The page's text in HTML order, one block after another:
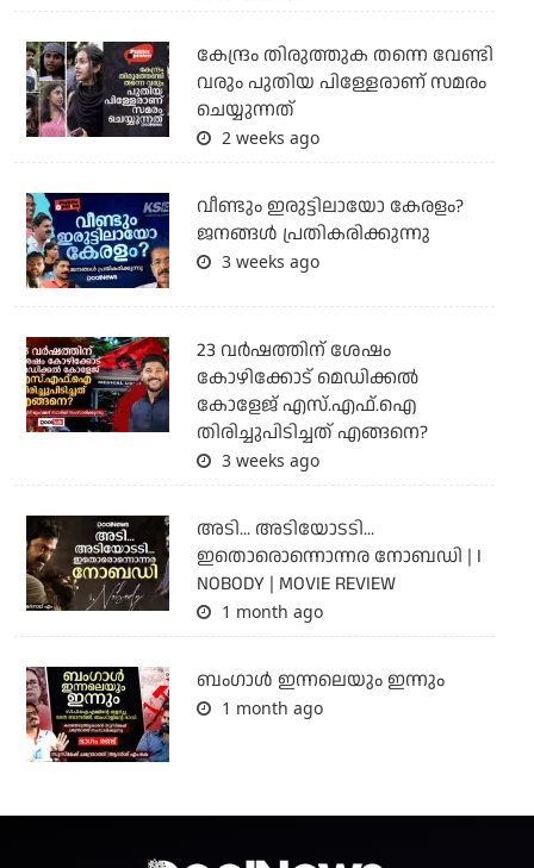
കേന്ദ്രം തിരുത്തുക തന്നെ വേണ്ടി
വരും പുതിയ പിള്ളേരാണ് സമരം
ചെയ്യുന്നത്
2 weeks ago
വീണ്ടും ഇരുട്ടിലായോ കേരളം?
ജനങ്ങൾ പ്രതികരിക്കുന്നു
3 weeks ago
23 വർഷത്തിന് ശേഷം
കോഴിക്കോട് മെഡിക്കൽ
കോളേജ് എസ്.എഫ്.ഐ
തിരിച്ചുപിടിച്ചത് എങ്ങനെ?
3 weeks ago
അടി... അടിയോടടി...
ഇതൊരൊന്നൊന്നര നോബഡി | I
NOBODY | MOVIE REVIEW
1 month ago
ബംഗാള്‍ ഇന്നലെയും ഇന്നും
1 month ago